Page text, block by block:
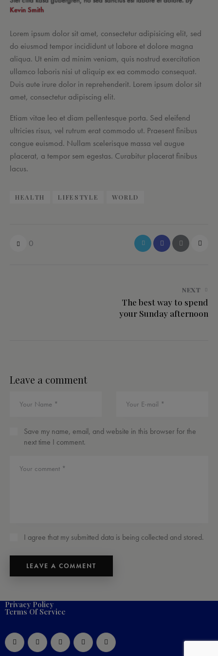
Kevin Smith
Lorem ipsum dolor sit amet, consectetur adipisicing elit, sed
do eiusmod tempor incididunt ut labore et dolore magna
aliqua. Ut enim ad minim veniam, quis nostrud exercitation
ullamco laboris nisi ut aliquip ex ea commodo consequat.
Duis aute irure dolor in reprehenderit. Lorem ipsum dolor sit
amet, consectetur adipiscing elit.
Etiam vitae leo et diam pellentesque porta. Sed eleifend
ultricies risus, vel rutrum erat commodo ut. Praesent finibus
congue euismod. Nullam scelerisque massa vel augue
placerat, a tempor sem egestas. Curabitur placerat finibus
lacus.
HEALTH LIFESTYLE WORLD
0
NEXT
The best way to spend
your Sunday afternoon
Leave a comment
Save my name, email, and website in this browser for the
next time I comment.
I agree that my submitted data is being collected and stored.
Privacy Policy
Terms Of Service